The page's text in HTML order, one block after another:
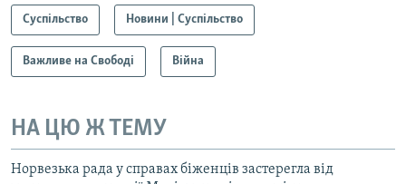
Суспільство Новини | Суспільство
Важливе на Свободі Війна
НА ЦЮ Ж ТЕМУ
Норвезька рада у справах біженців застерегла від